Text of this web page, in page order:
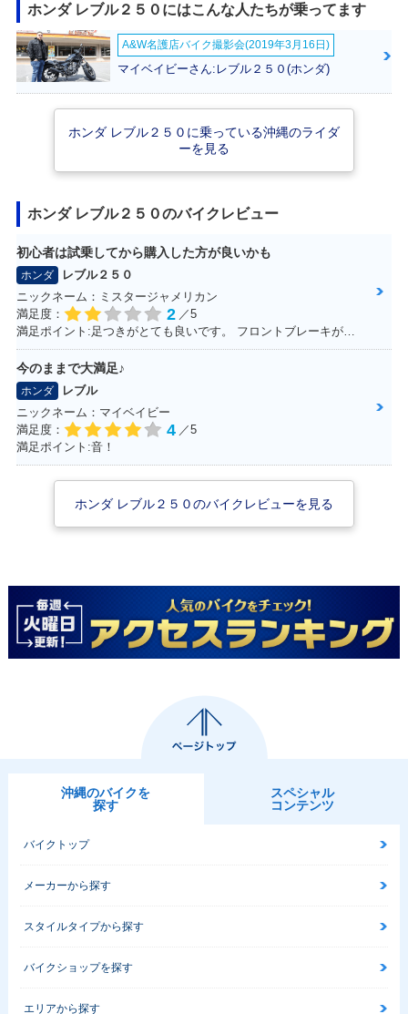
2020年 REBEL 25
0・マイナーチェン
ジ
2019年 REBEL 25
0 ABS・カラーチェ
ンジ
2019年 REBEL 25
0・カラーチェンジ
2017年 REBEL 25
2017年 REBEL 25
ホンダ レブル２５０にはこんな人たちが乗ってます
A&W名護店バイク撮影会(2019年3月16日)
マイベイビーさん:レブル２５０(ホンダ)
ホンダ レブル２５０に乗っている沖縄のライダ
ーを見る
ホンダ レブル２５０のバイクレビュー
初心者は試乗してから購入した方が良いかも
ホンダ
レブル２５０
ニックネーム：ミスタージャメリカン
満足度：
2 ／5
満足ポイント:足つきがとても良いです。 フロントブレーキがとてもよく効くため安心感があります。 アメリカンタイプと言われるだけあって、巡航速度に乗ると安定性が比較的良いです。
今のままで大満足♪
ホンダ
レブル
ニックネーム：マイベイビー
満足度：
4 ／5
満足ポイント:音！
ホンダ レブル２５０のバイクレビューを見る
沖縄のバイクを
探す
スペシャル
コンテンツ
バイクトップ
メーカーから探す
スタイルタイプから探す
バイクショップを探す
エリアから探す